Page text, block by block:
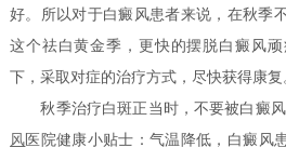
好。所以对于白癜风患者来说，在秋季
这个祛白黄金季，更快的摆脱白癜风
下，采取对症的治疗方式，尽快获得康复
秋季治疗白斑正当时，不要被白癜风
风 医院健康小贴士：气温降低，白癜风